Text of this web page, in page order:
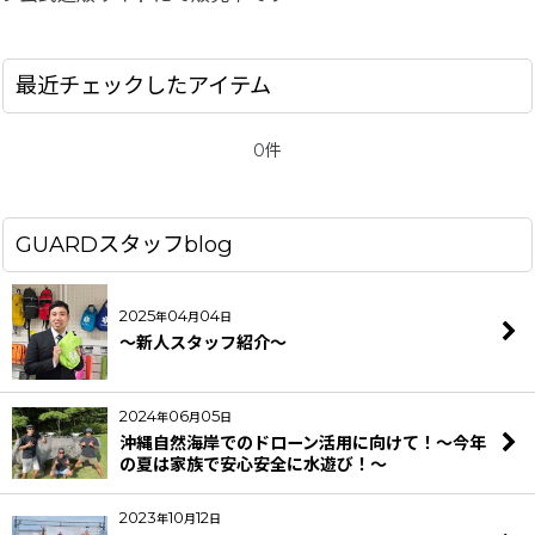
最近チェックしたアイテム
0件
GUARDスタッフblog
2025年04月04日
～新人スタッフ紹介～
2024年06月05日
沖縄自然海岸でのドローン活用に向けて！～今年
の夏は家族で安心安全に水遊び！～
2023年10月12日